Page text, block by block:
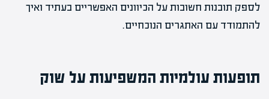
לספק תובנות חשובות על הכיוונים האפשריים בעתיד ואיך
להתמודד עם האתגרים הנוכחיים.
תופעות עולמיות המשפיעות על שוק